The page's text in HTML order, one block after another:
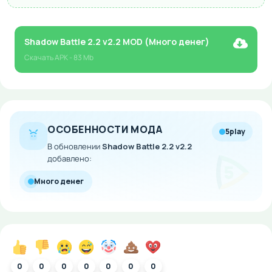
Shadow Battle 2.2 v2.2 MOD (Много денег)
СкачатьAPK- 83 Mb
ОСОБЕННОСТИ МОДА
В обновленииShadow Battle 2.2 v2.2
добавлено:
5play
Много денег
0 0 0 0 0 0 0